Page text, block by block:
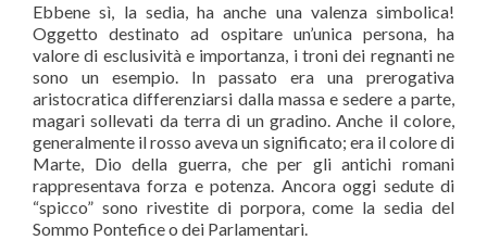
Ebbene sì, la sedia, ha anche una valenza simbolica!
Oggetto destinato ad ospitare un’unica persona, ha
valore di esclusività e importanza, i troni dei regnanti ne
sono un esempio. In passato era una prerogativa
aristocratica differenziarsi dalla massa e sedere a parte,
magari sollevati da terra di un gradino. Anche il colore,
generalmente il rosso aveva un significato; era il colore di
Marte, Dio della guerra, che per gli antichi romani
rappresentava forza e potenza. Ancora oggi sedute di
“spicco” sono rivestite di porpora, come la sedia del
Sommo Pontefice o dei Parlamentari.